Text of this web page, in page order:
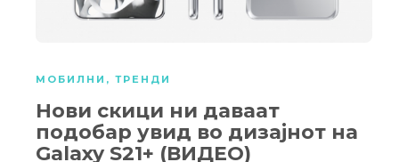
МОБИЛНИ , ТРЕНДИ
Нови скици ни даваат
подобар увид во дизајнот на
Galaxy S21+ (ВИДЕО)